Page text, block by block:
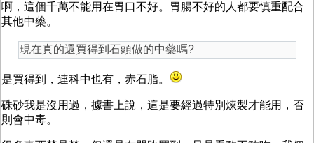
啊，這個千萬不能用在胃口不好。胃腸不好的人都要慎重配合
其他中藥。
現在真的還買得到石頭做的中藥嗎?
是買得到，連科中也有，赤石脂。
硃砂我是沒用過，據書上說，這是要經過特別煉製才能用，否
則會中毒。